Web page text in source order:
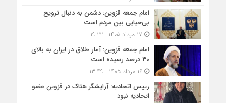
امام جمعه قزوین: دشمن به دنبال ترویج
بی‌حیایی بین مردم است
امام جمعه قزوین: آمار طلاق در ایران به بالای
۳۰ درصد رسیده است
۱۶ مرداد ۱۴۰۵ - ۱۳:۴۹
رییس اتحادیه: آرایشگر هتاک در قزوین عضو
اتحادیه نبود